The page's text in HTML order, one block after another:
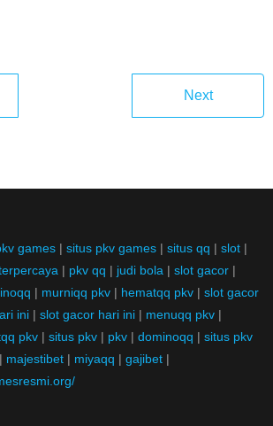
Next
games | situs pkv games | situs qq | slot |
| pkv qq | judi bola | slot gacor |
| murniqq pkv | hematqq pkv | slot gacor
ini | slot gacor hari ini | menuqq pkv |
pkv | situs pkv | pkv | dominoqq | situs pkv
| majestibet | miyaqq | gajibet |